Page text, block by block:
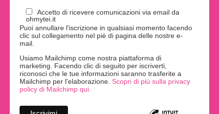
Accetto di ricevere comunicazioni via email da
ohmytei.it
Puoi annullare l'iscrizione in qualsiasi momento facendo
clic sul collegamento nel piè di pagina delle nostre e-
mail.
Usiamo Mailchimp come nostra piattaforma di
marketing. Facendo clic di seguito per iscriverti,
riconosci che le tue informazioni saranno trasferite a
Mailchimp per l'elaborazione. Scopri di più sulla privacy
policy di Mailchimp qui.